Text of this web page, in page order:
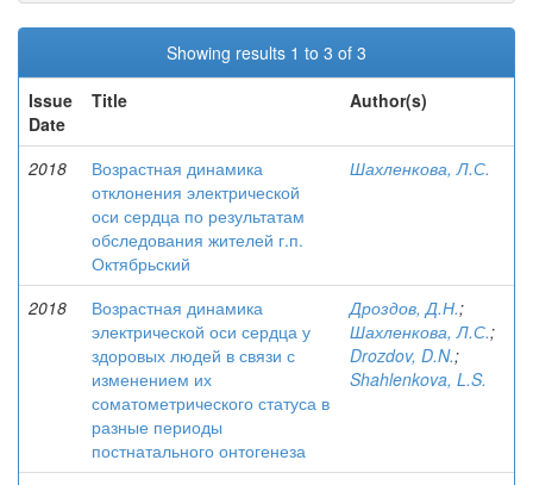
Showing results 1 to 3 of 3
Issue
Date
Title Author(s)
2018
Возрастная динамика
отклонения электрической
оси сердца по результатам
обследования жителей г.п.
Октябрьский
Шахленкова, Л.С.
2018
Возрастная динамика
электрической оси сердца у
здоровых людей в связи с
изменением их
соматометрического статуса в
разные периоды
постнатального онтогенеза
Дроздов, Д.Н.;
Шахленкова, Л.С.;
Drozdov, D.N.;
Shahlenkova, L.S.